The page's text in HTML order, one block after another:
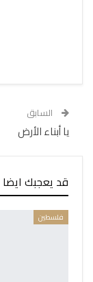
السابق
يا أبناء الأرض
قد يعجبك ايضا
فلسطين